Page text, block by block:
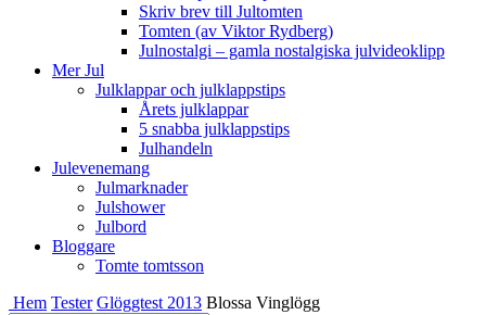
Skriv brev till Jultomten
Tomten (av Viktor Rydberg)
Julnostalgi – gamla nostalgiska julvideoklipp
Mer Jul
Julklappar och julklappstips
Årets julklappar
5 snabba julklappstips
Julhandeln
Julevenemang
Julmarknader
Julshower
Julbord
Bloggare
Tomte tomtsson
Hem Tester Glöggtest 2013 Blossa Vinglögg